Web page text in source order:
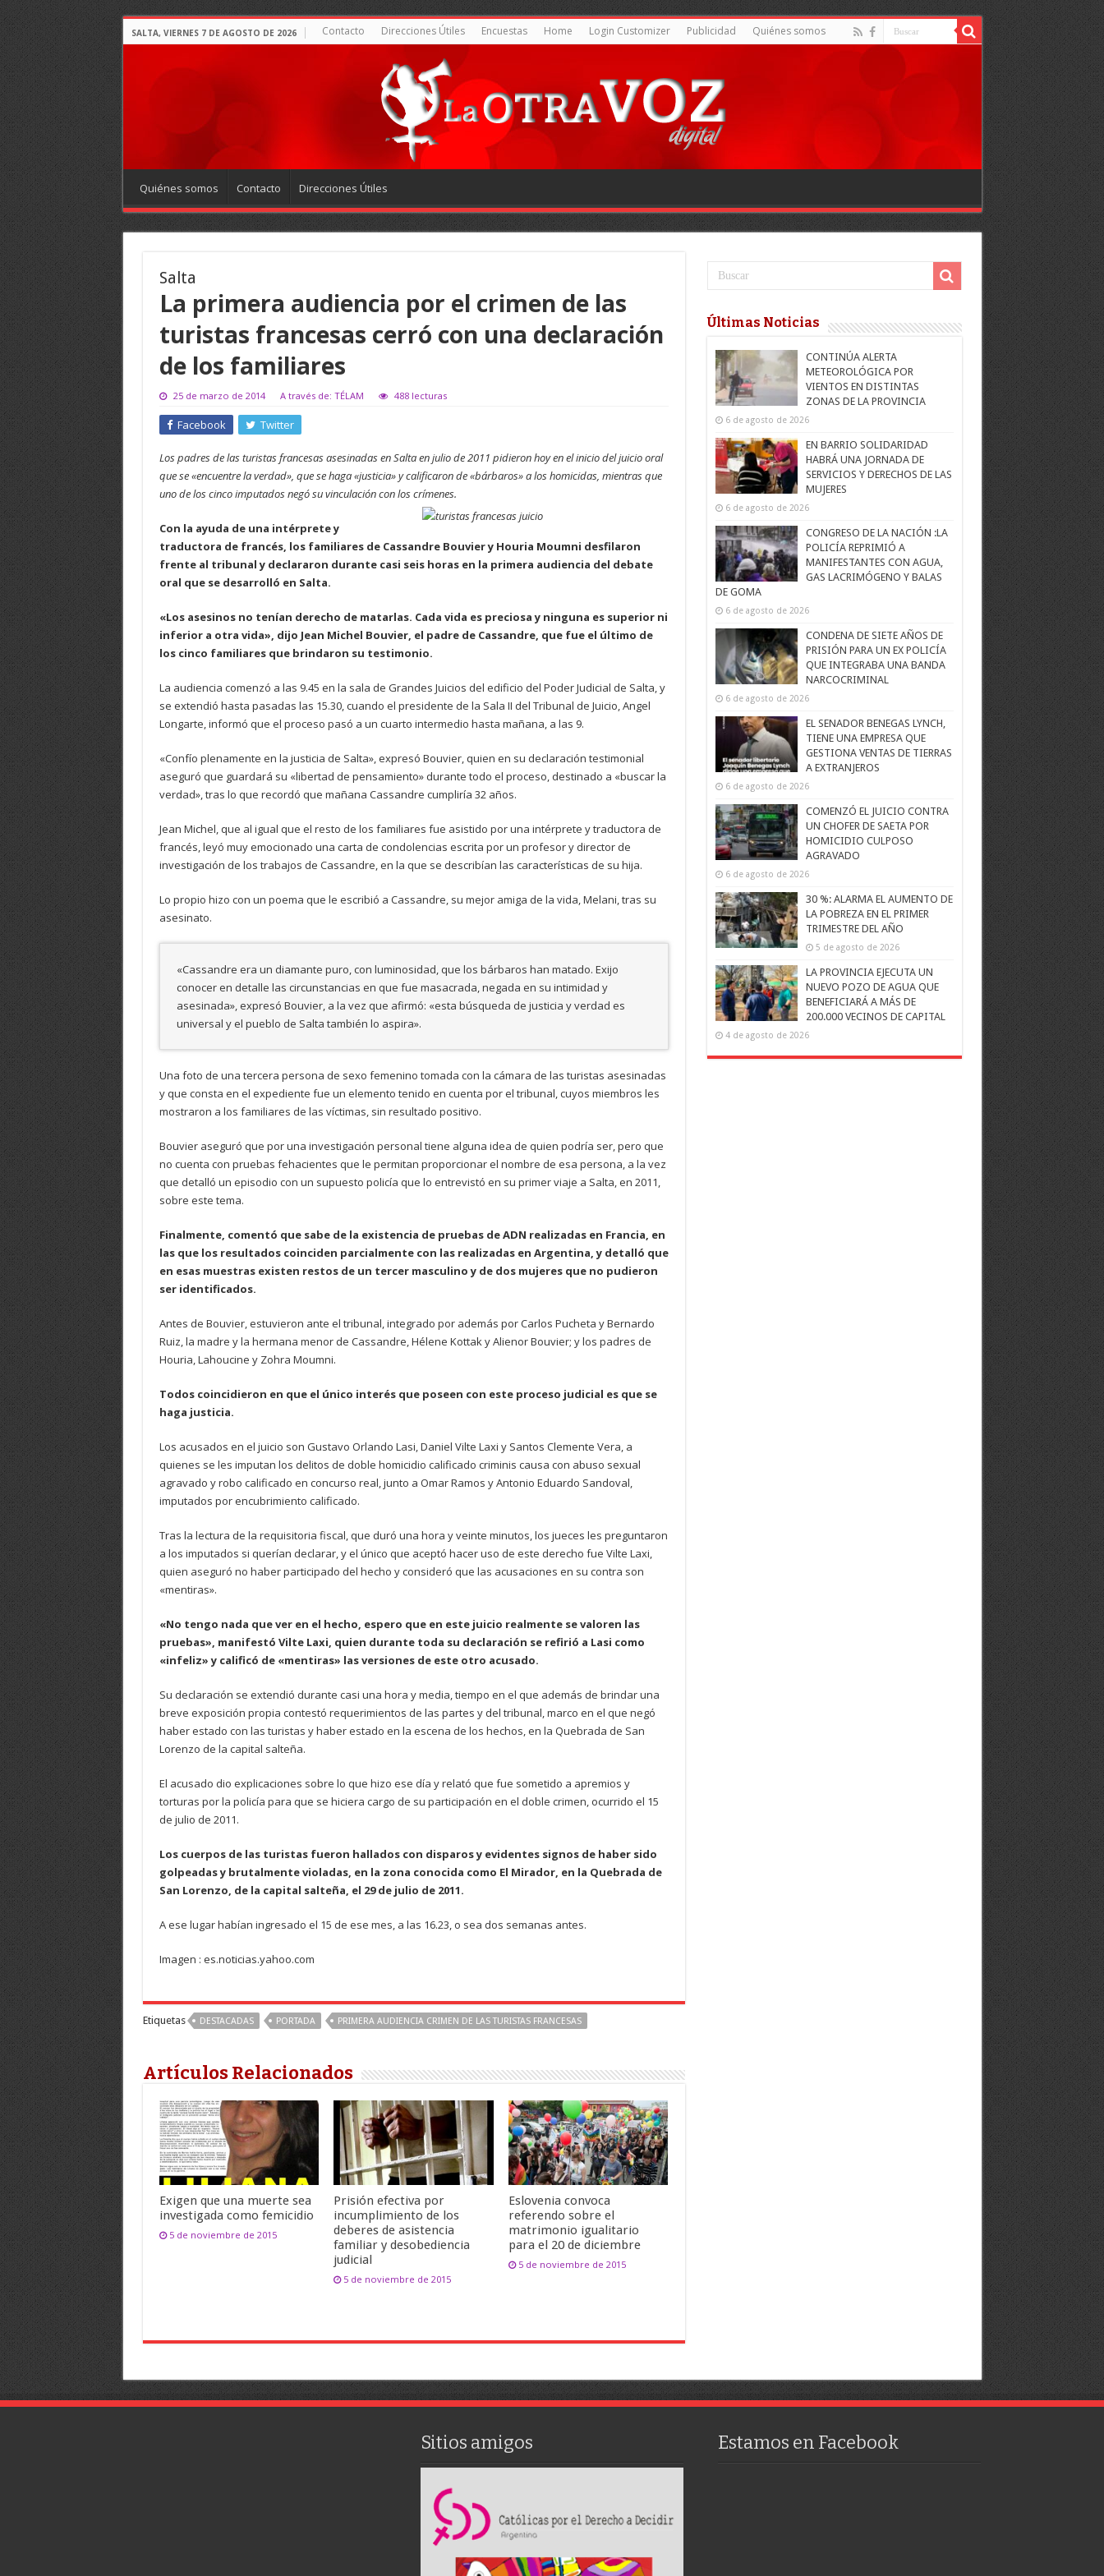
SALTA, VIERNES 7 DE AGOSTO DE 2026 Contacto Direcciones Útiles Encuestas Home Login Customizer Publicidad Quiénes somos
Quiénes somos Contacto Direcciones Útiles
Salta
La primera audiencia por el crimen de las
turistas francesas cerró con una declaración
de los familiares
25 de marzo de 2014 A través de: TÉLAM 488 lecturas
Facebook Twitter
Los padres de las turistas francesas asesinadas en Salta en julio de 2011 pidieron hoy en el inicio del juicio oral
que se «encuentre la verdad», que se haga «justicia» y calificaron de «bárbaros» a los homicidas, mientras que
uno de los cinco imputados negó su vinculación con los crímenes.
Con la ayuda de una intérprete y
traductora de francés, los familiares de Cassandre Bouvier y Houria Moumni desfilaron
frente al tribunal y declararon durante casi seis horas en la primera audiencia del debate
oral que se desarrolló en Salta.
«Los asesinos no tenían derecho de matarlas. Cada vida es preciosa y ninguna es superior ni
inferior a otra vida», dijo Jean Michel Bouvier, el padre de Cassandre, que fue el último de
los cinco familiares que brindaron su testimonio.
La audiencia comenzó a las 9.45 en la sala de Grandes Juicios del edificio del Poder Judicial de Salta, y
se extendió hasta pasadas las 15.30, cuando el presidente de la Sala II del Tribunal de Juicio, Angel
Longarte, informó que el proceso pasó a un cuarto intermedio hasta mañana, a las 9.
«Confío plenamente en la justicia de Salta», expresó Bouvier, quien en su declaración testimonial
aseguró que guardará su «libertad de pensamiento» durante todo el proceso, destinado a «buscar la
verdad», tras lo que recordó que mañana Cassandre cumpliría 32 años.
Jean Michel, que al igual que el resto de los familiares fue asistido por una intérprete y traductora de
francés, leyó muy emocionado una carta de condolencias escrita por un profesor y director de
investigación de los trabajos de Cassandre, en la que se describían las características de su hija.
Lo propio hizo con un poema que le escribió a Cassandre, su mejor amiga de la vida, Melani, tras su
asesinato.
«Cassandre era un diamante puro, con luminosidad, que los bárbaros han matado. Exijo
conocer en detalle las circunstancias en que fue masacrada, negada en su intimidad y
asesinada», expresó Bouvier, a la vez que afirmó: «esta búsqueda de justicia y verdad es
universal y el pueblo de Salta también lo aspira».
Una foto de una tercera persona de sexo femenino tomada con la cámara de las turistas asesinadas
y que consta en el expediente fue un elemento tenido en cuenta por el tribunal, cuyos miembros les
mostraron a los familiares de las víctimas, sin resultado positivo.
Bouvier aseguró que por una investigación personal tiene alguna idea de quien podría ser, pero que
no cuenta con pruebas fehacientes que le permitan proporcionar el nombre de esa persona, a la vez
que detalló un episodio con un supuesto policía que lo entrevistó en su primer viaje a Salta, en 2011,
sobre este tema.
Finalmente, comentó que sabe de la existencia de pruebas de ADN realizadas en Francia, en
las que los resultados coinciden parcialmente con las realizadas en Argentina, y detalló que
en esas muestras existen restos de un tercer masculino y de dos mujeres que no pudieron
ser identificados.
Antes de Bouvier, estuvieron ante el tribunal, integrado por además por Carlos Pucheta y Bernardo
Ruiz, la madre y la hermana menor de Cassandre, Hélene Kottak y Alienor Bouvier; y los padres de
Houria, Lahoucine y Zohra Moumni.
Todos coincidieron en que el único interés que poseen con este proceso judicial es que se
haga justicia.
Los acusados en el juicio son Gustavo Orlando Lasi, Daniel Vilte Laxi y Santos Clemente Vera, a
quienes se les imputan los delitos de doble homicidio calificado criminis causa con abuso sexual
agravado y robo calificado en concurso real, junto a Omar Ramos y Antonio Eduardo Sandoval,
imputados por encubrimiento calificado.
Tras la lectura de la requisitoria fiscal, que duró una hora y veinte minutos, los jueces les preguntaron
a los imputados si querían declarar, y el único que aceptó hacer uso de este derecho fue Vilte Laxi,
quien aseguró no haber participado del hecho y consideró que las acusaciones en su contra son
«mentiras».
«No tengo nada que ver en el hecho, espero que en este juicio realmente se valoren las
pruebas», manifestó Vilte Laxi, quien durante toda su declaración se refirió a Lasi como
«infeliz» y calificó de «mentiras» las versiones de este otro acusado.
Su declaración se extendió durante casi una hora y media, tiempo en el que además de brindar una
breve exposición propia contestó requerimientos de las partes y del tribunal, marco en el que negó
haber estado con las turistas y haber estado en la escena de los hechos, en la Quebrada de San
Lorenzo de la capital salteña.
El acusado dio explicaciones sobre lo que hizo ese día y relató que fue sometido a apremios y
torturas por la policía para que se hiciera cargo de su participación en el doble crimen, ocurrido el 15
de julio de 2011.
Los cuerpos de las turistas fueron hallados con disparos y evidentes signos de haber sido
golpeadas y brutalmente violadas, en la zona conocida como El Mirador, en la Quebrada de
San Lorenzo, de la capital salteña, el 29 de julio de 2011.
A ese lugar habían ingresado el 15 de ese mes, a las 16.23, o sea dos semanas antes.
Imagen : es.noticias.yahoo.com
Etiquetas DESTACADAS PORTADA PRIMERA AUDIENCIA CRIMEN DE LAS TURISTAS FRANCESAS
Artículos Relacionados
Exigen que una muerte sea
investigada como femicidio
5 de noviembre de 2015
Prisión efectiva por
incumplimiento de los
deberes de asistencia
familiar y desobediencia
judicial
5 de noviembre de 2015
Eslovenia convoca
referendo sobre el
matrimonio igualitario
para el 20 de diciembre
5 de noviembre de 2015
Últimas Noticias
CONTINÚA ALERTA
METEOROLÓGICA POR
VIENTOS EN DISTINTAS
ZONAS DE LA PROVINCIA
6 de agosto de 2026
EN BARRIO SOLIDARIDAD
HABRÁ UNA JORNADA DE
SERVICIOS Y DERECHOS DE LAS
MUJERES
6 de agosto de 2026
CONGRESO DE LA NACIÓN :LA
POLICÍA REPRIMIÓ A
MANIFESTANTES CON AGUA,
GAS LACRIMÓGENO Y BALAS
DE GOMA
6 de agosto de 2026
CONDENA DE SIETE AÑOS DE
PRISIÓN PARA UN EX POLICÍA
QUE INTEGRABA UNA BANDA
NARCOCRIMINAL
6 de agosto de 2026
EL SENADOR BENEGAS LYNCH,
TIENE UNA EMPRESA QUE
GESTIONA VENTAS DE TIERRAS
A EXTRANJEROS
6 de agosto de 2026
COMENZÓ EL JUICIO CONTRA
UN CHOFER DE SAETA POR
HOMICIDIO CULPOSO
AGRAVADO
6 de agosto de 2026
30 %: ALARMA EL AUMENTO DE
LA POBREZA EN EL PRIMER
TRIMESTRE DEL AÑO
5 de agosto de 2026
LA PROVINCIA EJECUTA UN
NUEVO POZO DE AGUA QUE
BENEFICIARÁ A MÁS DE
200.000 VECINOS DE CAPITAL
4 de agosto de 2026
Sitios amigos Estamos en Facebook